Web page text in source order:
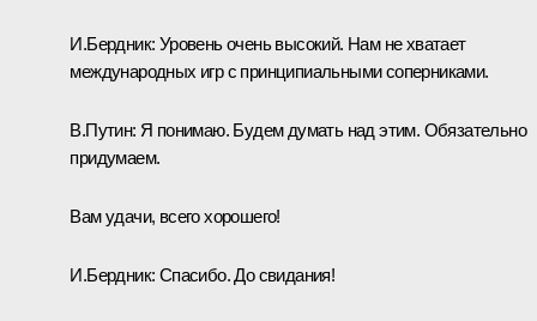
И.Бердник: Уровень очень высокий. Нам не хватает
международных игр с принципиальными соперниками.
В.Путин: Я понимаю. Будем думать над этим. Обязательно
придумаем.
Вам удачи, всего хорошего!
И.Бердник: Спасибо. До свидания!